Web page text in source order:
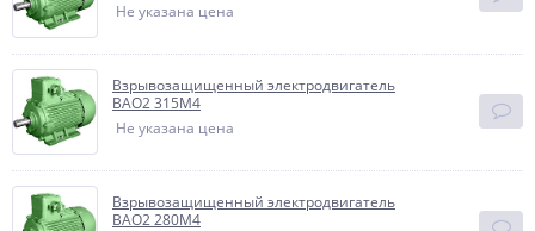
Не указана цена
Взрывозащищенный электродвигатель
BAO2 315M4
Не указана цена
Взрывозащищенный электродвигатель
BAO2 280M4